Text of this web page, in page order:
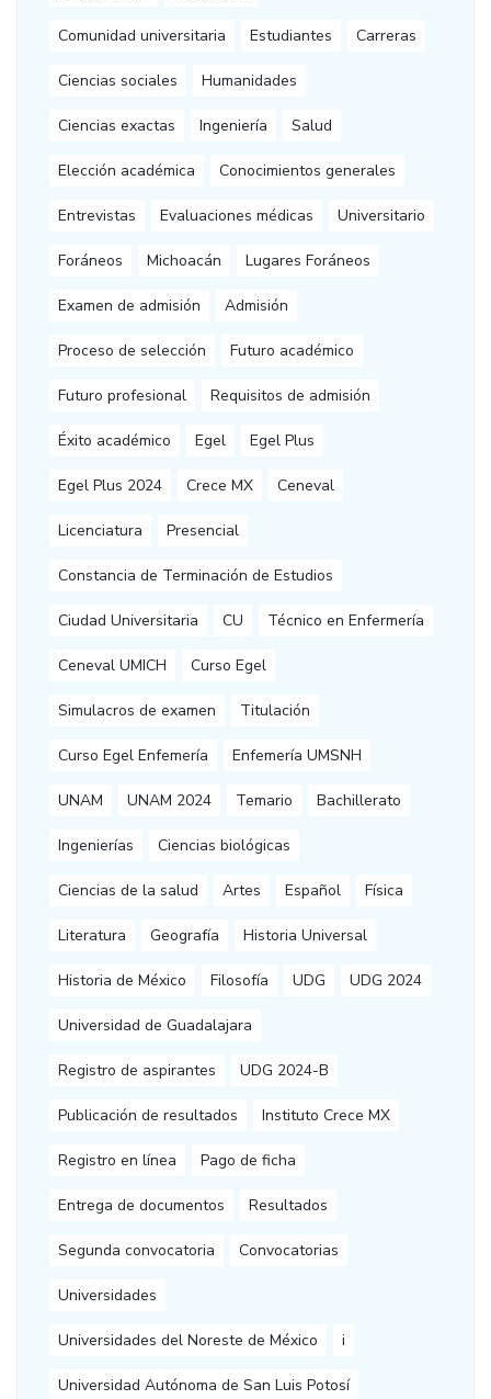
Comunidad universitaria Estudiantes Carreras
Ciencias sociales Humanidades
Ciencias exactas Ingeniería Salud
Elección académica Conocimientos generales
Entrevistas Evaluaciones médicas Universitario
Foráneos Michoacán Lugares Foráneos
Examen de admisión Admisión
Proceso de selección Futuro académico
Futuro profesional Requisitos de admisión
Éxito académico Egel Egel Plus
Egel Plus 2024 Crece MX Ceneval
Licenciatura Presencial
Constancia de Terminación de Estudios
Ciudad Universitaria CU Técnico en Enfermería
Ceneval UMICH Curso Egel
Simulacros de examen Titulación
Curso Egel Enfemería Enfemería UMSNH
UNAM UNAM 2024 Temario Bachillerato
Ingenierías Ciencias biológicas
Ciencias de la salud Artes Español Física
Literatura Geografía Historia Universal
Historia de México Filosofía UDG UDG 2024
Universidad de Guadalajara
Registro de aspirantes UDG 2024-B
Publicación de resultados Instituto Crece MX
Registro en línea Pago de ficha
Entrega de documentos Resultados
Segunda convocatoria Convocatorias
Universidades
Universidades del Noreste de México i
Universidad Autónoma de San Luis Potosí